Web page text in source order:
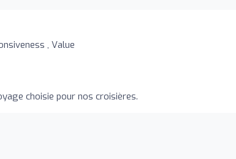
, Value
choisie pour nos croisières.